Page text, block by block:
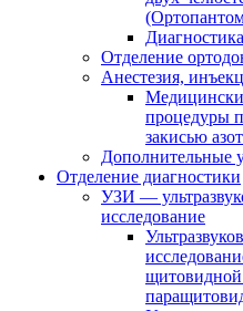
Отделение
Анестезия,
процедуры
закисью
Дополнительные
Отделение диагностики
УЗИ —
исследование